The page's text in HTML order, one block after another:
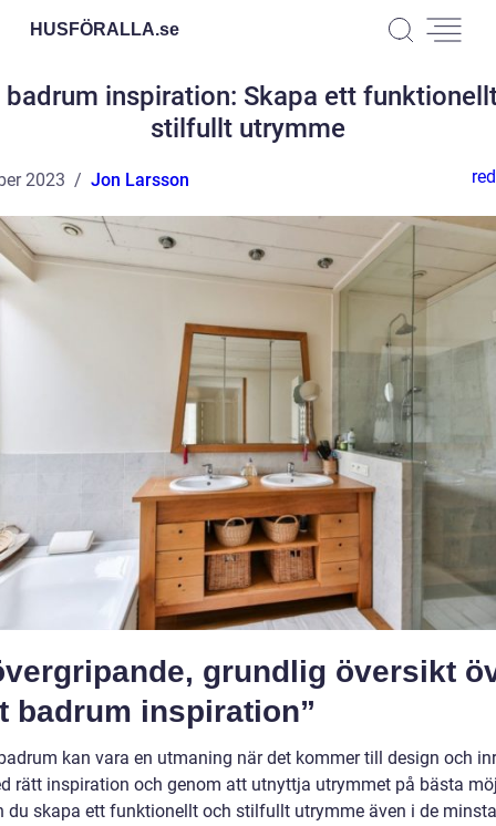
HUSFÖRALLA.se
inspiration: Skapa ett
stilfullt utrymme
2023 Jon Larsson
grundlig översikt
badrum inspiration”
kan vara en utmaning när det kommer till design och
rätt inspiration och genom att utnyttja utrymmet på bästa
du skapa ett funktionellt och stilfullt utrymme även i de